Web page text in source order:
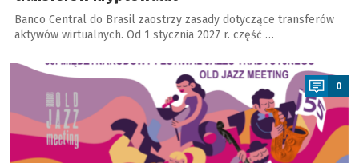
Banco Central do Brasil zaostrzy zasady dotyczące transferów
aktywów wirtualnych. Od 1 stycznia 2027 r. część …
a
0